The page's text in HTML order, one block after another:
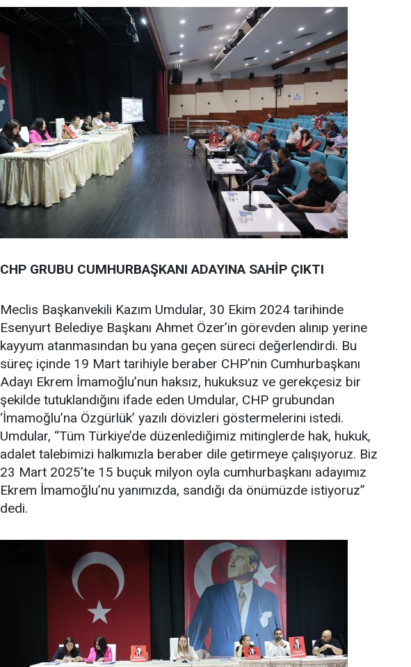
CHP GRUBU CUMHURBAŞKANI ADAYINA SAHİP ÇIKTI
Meclis Başkanvekili Kazım Umdular, 30 Ekim 2024 tarihinde
Esenyurt Belediye Başkanı Ahmet Özer’in görevden alınıp yerine
kayyum atanmasından bu yana geçen süreci değerlendirdi. Bu
süreç içinde 19 Mart tarihiyle beraber CHP’nin Cumhurbaşkanı
Adayı Ekrem İmamoğlu’nun haksız, hukuksuz ve gerekçesiz bir
şekilde tutuklandığını ifade eden Umdular, CHP grubundan
‘İmamoğlu’na Özgürlük’ yazılı dövizleri göstermelerini istedi.
Umdular, “Tüm Türkiye’de düzenlediğimiz mitinglerde hak, hukuk,
adalet talebimizi halkımızla beraber dile getirmeye çalışıyoruz. Biz
23 Mart 2025’te 15 buçuk milyon oyla cumhurbaşkanı adayımız
Ekrem İmamoğlu’nu yanımızda, sandığı da önümüzde istiyoruz”
dedi.